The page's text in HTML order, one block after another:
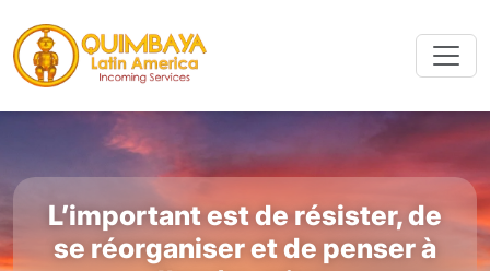
L’important est de résister, de
se réorganiser et de penser à